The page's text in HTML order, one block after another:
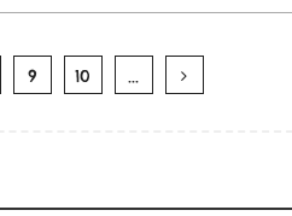
9 10 ...